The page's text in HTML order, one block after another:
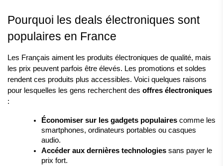
Pourquoi les deals électroniques sont
populaires en France
Les Français aiment les produits électroniques de qualité, mais
les prix peuvent parfois être élevés. Les promotions et soldes
rendent ces produits plus accessibles. Voici quelques raisons
pour lesquelles les gens recherchent des offres électroniques
:
Économiser sur les gadgets populaires comme les
smartphones, ordinateurs portables ou casques
audio.
Accéder aux dernières technologies sans payer le
prix fort.